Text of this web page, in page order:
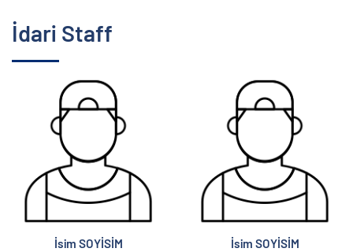
İdari Staff
İsim SOYİSİM İsim SOYİSİM